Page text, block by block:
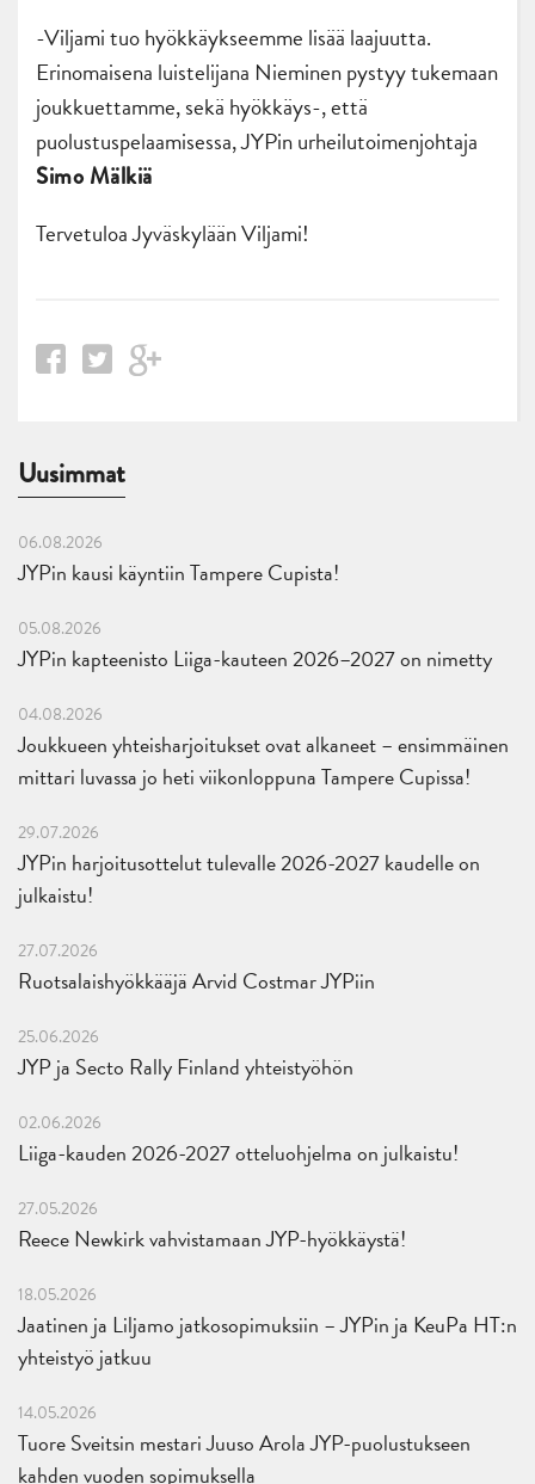
-Viljami tuo hyökkäykseemme lisää laajuutta.
Erinomaisena luistelijana Nieminen pystyy tukemaan
joukkuettamme, sekä hyökkäys-, että
puolustuspelaamisessa, JYPin urheilutoimenjohtaja
Simo Mälkiä
Tervetuloa Jyväskylään Viljami!
Uusimmat
06.08.2026
JYPin kausi käyntiin Tampere Cupista!
05.08.2026
JYPin kapteenisto Liiga-kauteen 2026–2027 on nimetty
04.08.2026
Joukkueen yhteisharjoitukset ovat alkaneet – ensimmäinen
mittari luvassa jo heti viikonloppuna Tampere Cupissa!
29.07.2026
JYPin harjoitusottelut tulevalle 2026-2027 kaudelle on
julkaistu!
27.07.2026
Ruotsalaishyökkääjä Arvid Costmar JYPiin
25.06.2026
JYP ja Secto Rally Finland yhteistyöhön
02.06.2026
Liiga-kauden 2026-2027 otteluohjelma on julkaistu!
27.05.2026
Reece Newkirk vahvistamaan JYP-hyökkäystä!
18.05.2026
Jaatinen ja Liljamo jatkosopimuksiin – JYPin ja KeuPa HT:n
yhteistyö jatkuu
14.05.2026
Tuore Sveitsin mestari Juuso Arola JYP-puolustukseen
kahden vuoden sopimuksella